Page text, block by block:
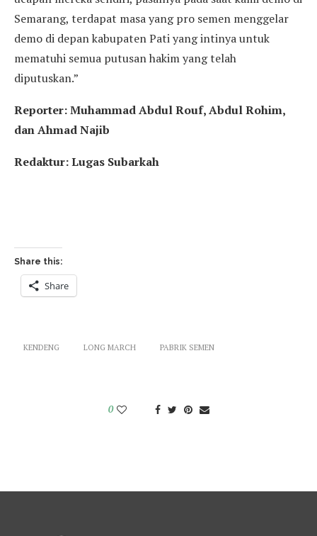
Semarang, terdapat masa yang pro semen menggelar
demo di depan kabupaten Pati yang intinya untuk
mematuhi semua putusan hakim yang telah
diputuskan.”
Reporter: Muhammad Abdul Rouf, Abdul Rohim,
dan Ahmad Najib
Redaktur: Lugas Subarkah
Share this:
Share
KENDENG LONG MARCH PABRIK SEMEN
0